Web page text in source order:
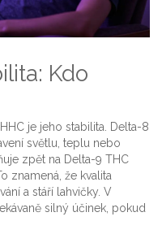
Kdo
je jeho stabilita. Delta-8
světlu, teplu nebo
zpět na Delta-9 THC
znamená, že kvalita
a stáří lahvičky. V
silný účinek, pokud